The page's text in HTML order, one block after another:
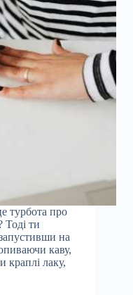
турбота про
Тоді ти
на
каву,
краплі лаку,